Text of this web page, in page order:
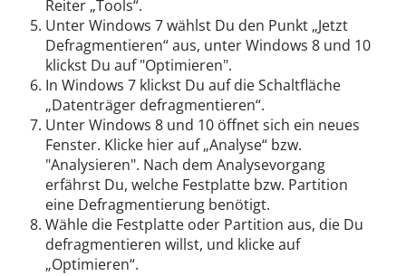
Reiter „Tools“.
Unter Windows 7 wählst Du den Punkt „Jetzt
Defragmentieren“ aus, unter Windows 8 und 10
klickst Du auf "Optimieren".
In Windows 7 klickst Du auf die Schaltfläche
„Datenträger defragmentieren“.
Unter Windows 8 und 10 öffnet sich ein neues
Fenster. Klicke hier auf „Analyse“ bzw.
"Analysieren". Nach dem Analysevorgang
erfährst Du, welche Festplatte bzw. Partition
eine Defragmentierung benötigt.
Wähle die Festplatte oder Partition aus, die Du
defragmentieren willst, und klicke auf
„Optimieren“.